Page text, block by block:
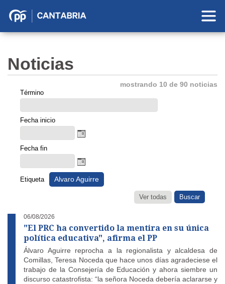
Partido
Cantabria
Noticias
mostrando 10 de 90 noticias
Término
Fecha inicio
Fecha fin
Etiqueta Alvaro Aguirre
Ver todas
06/08/2026
"El PRC ha convertido la mentira en su única
política educativa", afirma el PP
Álvaro Aguirre reprocha a la regionalista y alcaldesa de
Comillas, Teresa Noceda que hace unos días agradeciese el
trabajo de la Consejería de Educación y ahora siembre un
discurso catastrofista: “la señora Noceda debería aclararse y